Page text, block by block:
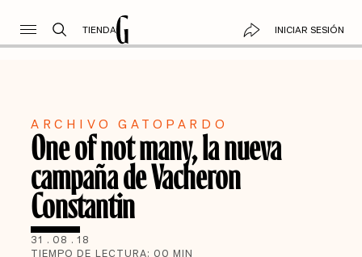
TIENDA INICIAR SESIÓN
ARCHIVO GATOPARDO
One of not many, la nueva
campaña de Vacheron
Constantin
31 . 08 . 18
TIEMPO DE LECTURA: 00 MIN